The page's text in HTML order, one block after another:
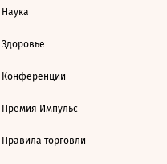
Наука
Здоровье
Конференции
Премия Импульс
Правила торговли